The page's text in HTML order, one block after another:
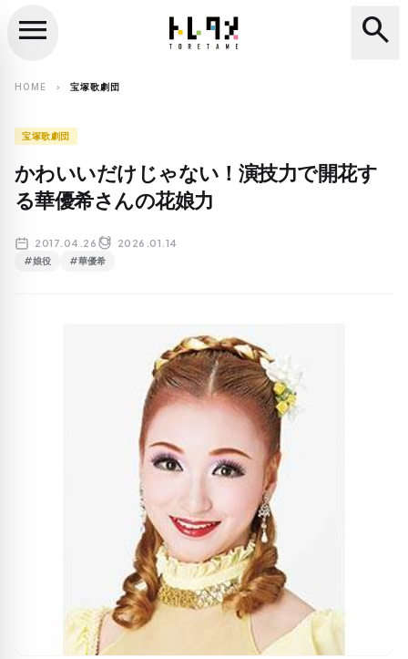
search
menu search
HOME chevron_right 宝塚歌劇団
宝塚歌劇団
かわいいだけじゃない！演技力で開花す
る華優希さんの花娘力
2017.04.26 2026.01.14
#娘役 #華優希